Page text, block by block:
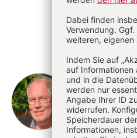
Hermann